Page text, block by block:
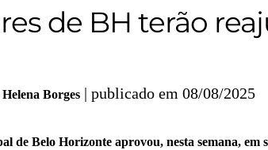
de BH terão
Borges | publicado em 08/08/2025
de Belo Horizonte aprovou, nesta semana,